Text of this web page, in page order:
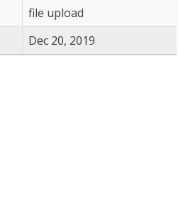
file upload
Dec 20, 2019